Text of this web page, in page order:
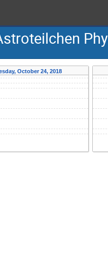
October 24, 2018